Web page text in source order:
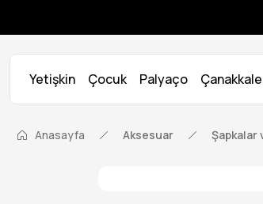
Yetişkin Çocuk Palyaço
Anasayfa Aksesuar Şapkalar